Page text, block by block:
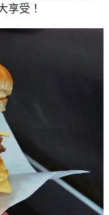
享受！